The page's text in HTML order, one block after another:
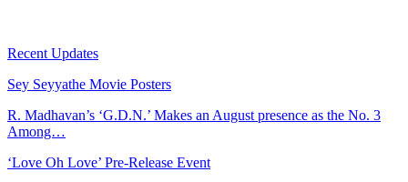
Recent Updates
Sey Seyyathe Movie Posters
R. Madhavan’s ‘G.D.N.’ Makes an August presence as the No. 3
Among…
‘Love Oh Love’ Pre-Release Event